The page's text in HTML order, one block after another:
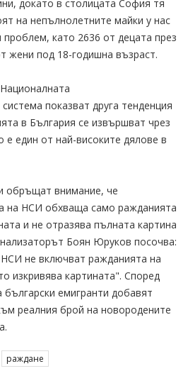
докато в столицата София тя
на непълнолетните майки у нас
като 2636 от децата през
жени под 18-годишна възраст.
показват друга тенденция
в България се извършват чрез
е един от най-високите дялове в
обръщат внимание, че
на НСИ обхваща само ражданията
и не отразява пълната картина
Боян Юруков посочва:
не включват ражданията на
изкривява картината". Според
български емигранти добавят
реалния брой на новородените
раждане